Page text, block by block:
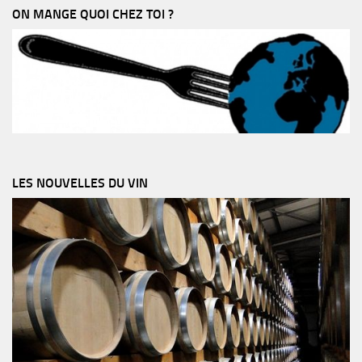
ON MANGE QUOI CHEZ TOI ?
LES NOUVELLES DU VIN